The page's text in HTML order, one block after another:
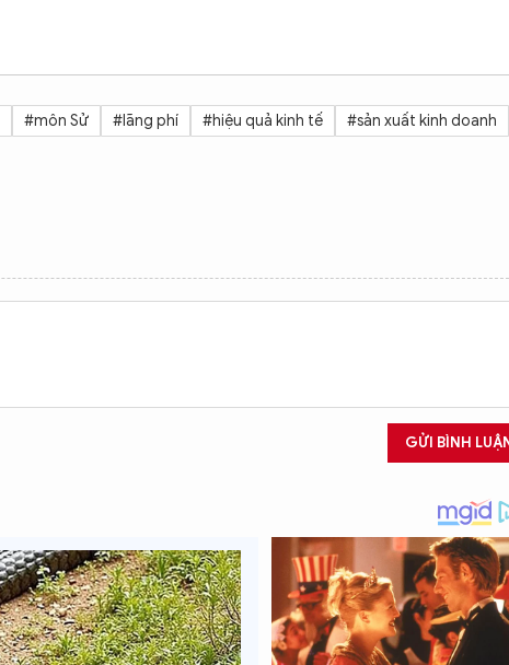
#môn Sử #lãng phí #hiệu quả kinh tế #sản xuất kinh doanh
GỬI BÌNH